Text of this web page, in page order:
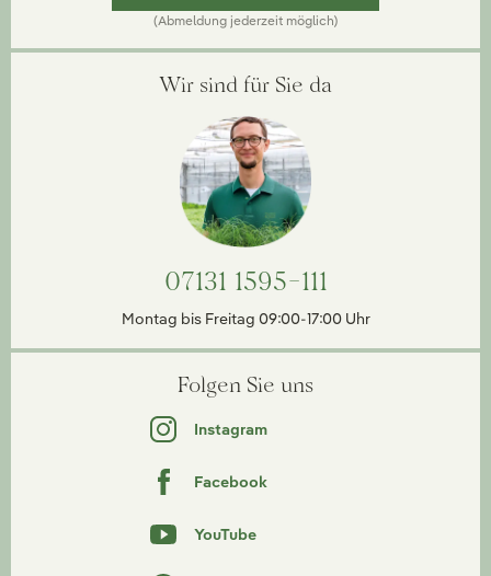
(Abmeldung jederzeit möglich)
Wir sind für Sie da
07131 1595-111
Montag bis Freitag 09:00-17:00 Uhr
Folgen Sie uns
Instagram
Facebook
YouTube